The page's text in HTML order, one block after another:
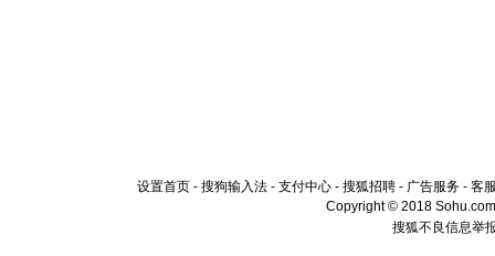
设置首页 - 搜狗输入法 - 支付中心 - 搜狐招聘 - 广告服务 - 客
Copyright © 2018
搜狐不良信息举